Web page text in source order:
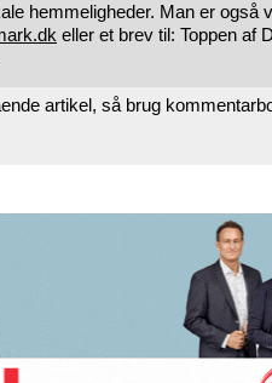
hemmeligheder. Man er også
eller et brev til: Toppen af
artikel, så brug